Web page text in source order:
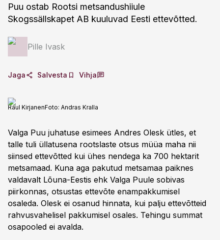
Puu ostab Rootsi metsandushiiule
Skogssällskapet AB kuuluvad Eesti ettevõtted.
Pille Ivask
Jaga Salvesta Vihja
Raul KirjanenFoto: Andras Kralla
Valga Puu juhatuse esimees Andres Olesk ütles, et
talle tuli üllatusena rootslaste otsus müüa maha nii
siinsed ettevõtted kui ühes nendega ka 700 hektarit
metsamaad. Kuna aga pakutud metsamaa paiknes
valdavalt Lõuna-Eestis ehk Valga Puule sobivas
piirkonnas, otsustas ettevõte enampakkumisel
osaleda. Olesk ei osanud hinnata, kui palju ettevõtteid
rahvusvahelisel pakkumisel osales. Tehingu summat
osapooled ei avalda.